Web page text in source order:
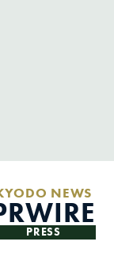
NEWS
PRESS